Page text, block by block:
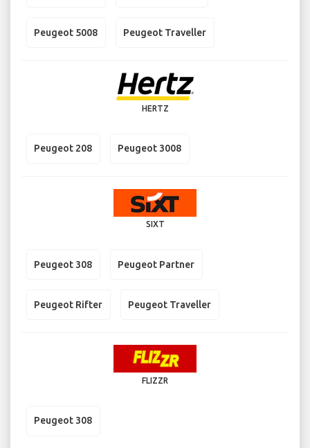
Peugeot 5008 Peugeot Traveller
HERTZ
Peugeot 208 Peugeot 3008
SIXT
Peugeot 308 Peugeot Partner
Peugeot Rifter Peugeot Traveller
FLIZZR
Peugeot 308